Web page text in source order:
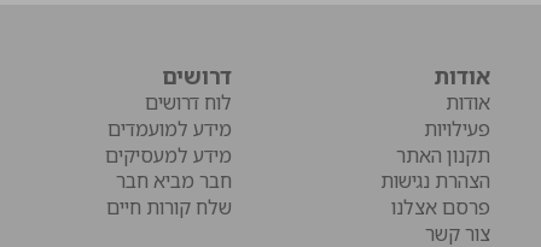
אודות
אודות
פעילויות
תקנון האתר
הצהרת נגישות
פרסם אצלנו
צור קשר
דרושים
לוח דרושים
מידע למועמדים
מידע למעסיקים
חבר מביא חבר
שלח קורות חיים